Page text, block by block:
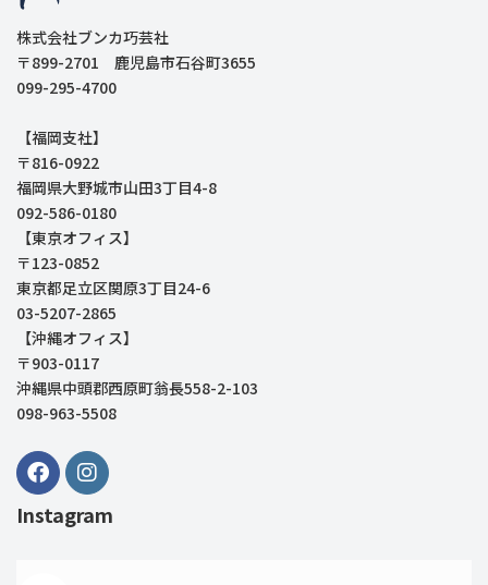
株式会社ブンカ巧芸社
〒899-2701 鹿児島市石谷町3655
099-295-4700
【福岡支社】
〒816-0922
福岡県大野城市山田3丁目4-8
092-586-0180
【東京オフィス】
〒123-0852
東京都足立区関原3丁目24-6
03-5207-2865
【沖縄オフィス】
〒903-0117
沖縄県中頭郡西原町翁長558-2-103
098-963-5508
Instagram